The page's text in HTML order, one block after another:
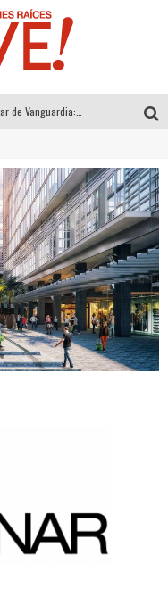
Alexandra Bedoya – La Constancia detrás de La Paletería
El Despertar de la Calidez: Acabados Dorados de FV para Elevar tu Espacio